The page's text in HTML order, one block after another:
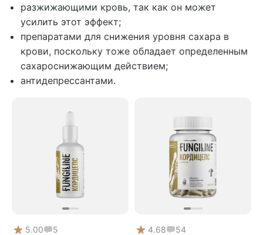
разжижающими кровь, так как он может
усилить этот эффект;
препаратами для снижения уровня сахара в
крови, поскольку тоже обладает определенным
сахароснижающим действием;
антидепрессантами.
5.00 5 4.68 54